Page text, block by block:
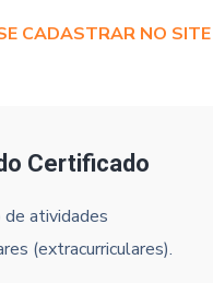
CADASTRAR NO SITE
Certificado
de atividades
(extracurriculares).